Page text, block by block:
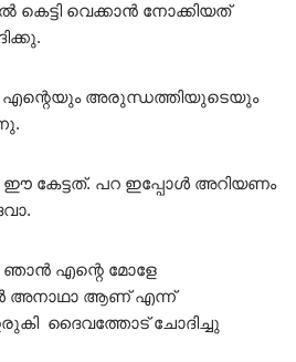
വെക്കാൻ നോക്കിയത്
എന്റെയും അരുന്ധത്തിയുടെയും
പറ ഇപ്പോൾ അറിയണം
എന്റെ മോളേ
അനാഥാ ആണ് എന്ന്
ദൈവത്തോട് ചോദിച്ചു